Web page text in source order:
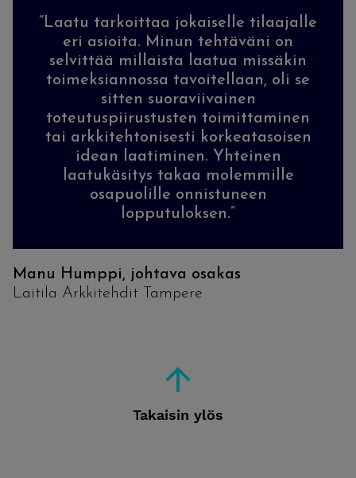
”Laatu tarkoittaa jokaiselle tilaajalle
eri asioita. Minun tehtäväni on
selvittää millaista laatua missäkin
toimeksiannossa tavoitellaan, oli se
sitten suoraviivainen
toteutuspiirustusten toimittaminen
tai arkkitehtonisesti korkeatasoisen
idean laatiminen. Yhteinen
laatukäsitys takaa molemmille
osapuolille onnistuneen
lopputuloksen.”
Manu Humppi, johtava osakas
Laitila Arkkitehdit Tampere
Takaisin ylös